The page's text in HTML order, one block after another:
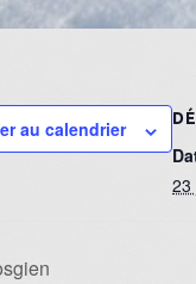
au calendrier
23